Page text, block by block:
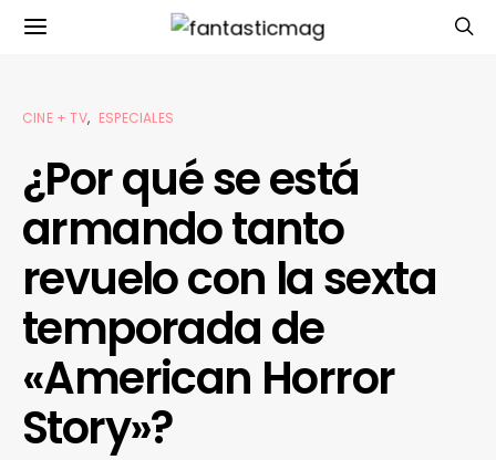
CINE + TV ESPECIALES
¿Por qué se está
armando tanto
revuelo con la sexta
temporada de
«American Horror
Story»?